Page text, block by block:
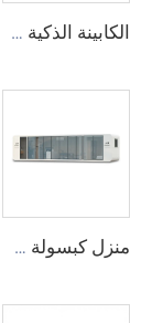
الكابينة الذكية والعازلة للصوت لستة أشخاص - سلسلة Cyspace Y PRO
منزل كبسولة APPLE CABIN - سلسلة Cyspace A12